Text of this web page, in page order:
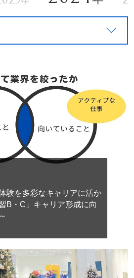
験を多彩なキャリアに活か
B・C」キャリア形成に向